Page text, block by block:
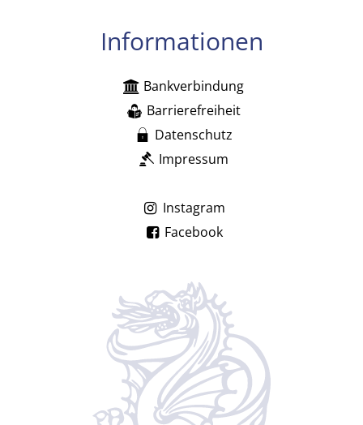
Informationen
Bankverbindung
Barrierefreiheit
Datenschutz
Impressum
Instagram
Facebook